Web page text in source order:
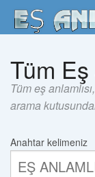
Tüm Eş
Tüm eş
arama
Anahtar kelimeniz